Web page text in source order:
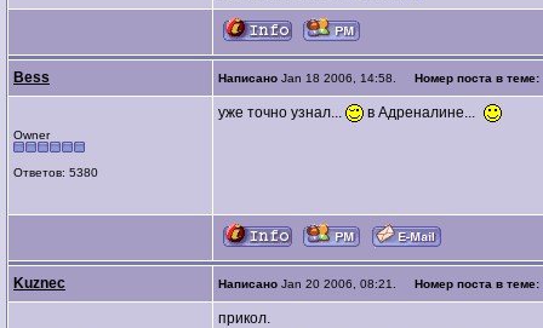
Bess Написано Jan 18 2006, 14:58. Номер поста в теме:
Owner
Ответов: 5380
уже точно узнал... в Адреналине...
Kuznec Написано Jan 20 2006, 08:21. Номер поста в теме:
прикол.